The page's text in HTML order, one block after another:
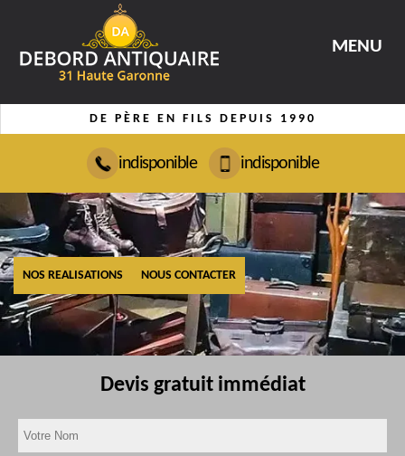
MENU
DE PÈRE EN FILS DEPUIS 1990
indisponible indisponible
NOS REALISATIONS NOUS CONTACTER
Devis gratuit immédiat